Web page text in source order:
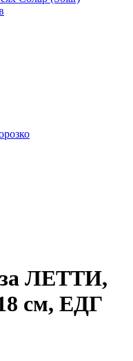
(BBQ)
Солар (Solar)
Солар (Solar)